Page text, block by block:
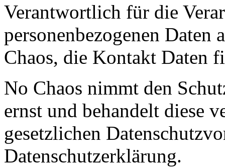
Verantwortlich für die
personenbezogenen
Chaos, die Kontakt Daten
No Chaos nimmt den
ernst und behandelt diese
gesetzlichen
Datenschutzerklärung.